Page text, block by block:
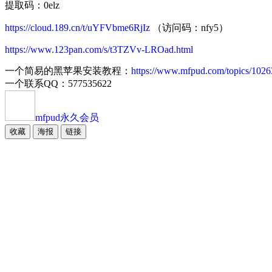
提取码：0elz
https://cloud.189.cn/t/uYFVbme6RjIz （访问码：nfy5）
https://www.123pan.com/s/t3TZVv-LROad.html
一个简易的黑苹果安装教程： https://www.mfpud.com/topics/
一个联系QQ：577535622
mfpud永久会员
收藏 海报 链接